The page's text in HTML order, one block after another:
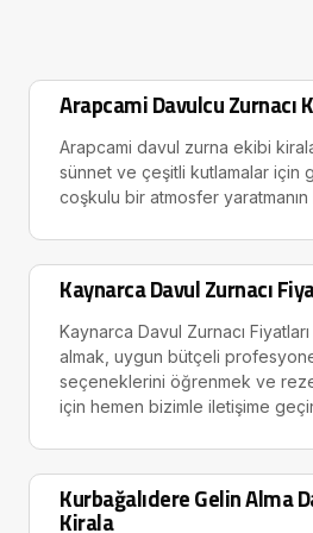
Arapcami Davulcu Zurnacı
Arapcami davul zurna ekibi
sünnet ve çeşitli kutlamalar için
coşkulu bir atmosfer
Kaynarca Davul Zurnacı
Kaynarca Davul Zurnacı
almak, uygun bütçeli
seçeneklerini öğrenmek ve
için hemen bizimle iletişime
Kurbağalıdere Gelin Alma
Kirala